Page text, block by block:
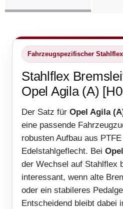
Fahrzeugspezifischer
Stahlflex
Opel Agila (A)
Der Satz für Opel Agila
eine passende
robusten Aufbau aus
Edelstahlgeflecht. Bei
der Wechsel auf Stahlflex
interessant, wenn alte
oder ein stabileres
Entscheidend bleibt dabei